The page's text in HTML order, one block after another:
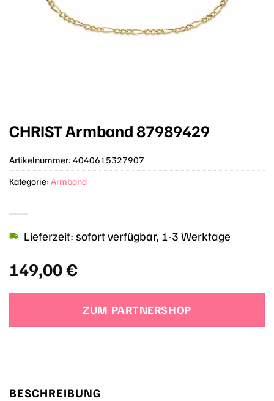
CHRIST Armband 87989429
149,00€
Lieferzeit: sofort verfügbar, 1-3 Werktage
ZUM PARTNERSHOP
Artikelnummer: 4040615327907
Kategorie: Armband
BESCHREIBUNG